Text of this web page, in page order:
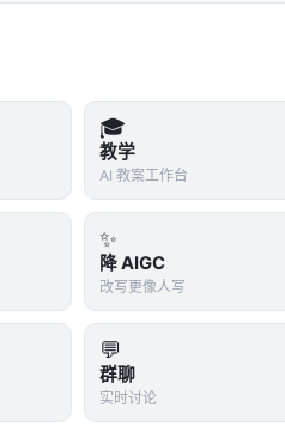
🎓
教学
AI 教案工作台
✨
降 AIGC
改写更像人写
💬
群聊
实时讨论